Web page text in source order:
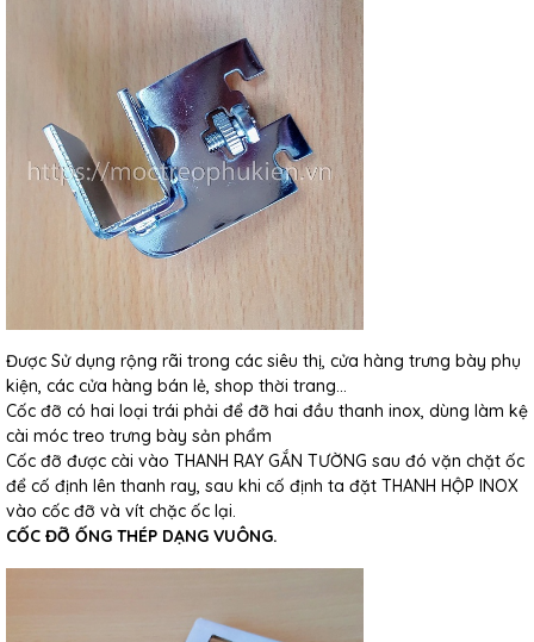
Được Sử dụng rộng rãi trong các siêu thị, cửa hàng trưng bày phụ
kiện, các cửa hàng bán lẻ, shop thời trang...
Cốc đỡ có hai loại trái phải để đỡ hai đầu thanh inox, dùng làm kệ
cài móc treo trưng bày sản phẩm
Cốc đỡ được cài vào THANH RAY GẮN TƯỜNG sau đó vặn chặt ốc
để cố định lên thanh ray, sau khi cố định ta đặt THANH HỘP INOX
vào cốc đỡ và vít chặc ốc lại.
CỐC ĐỠ ỐNG THÉP DẠNG VUÔNG.